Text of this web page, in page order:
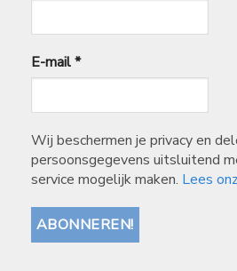
E-mail*
Wij beschermen je privacy en
persoonsgegevens uitsluitend
service mogelijk maken. Lees